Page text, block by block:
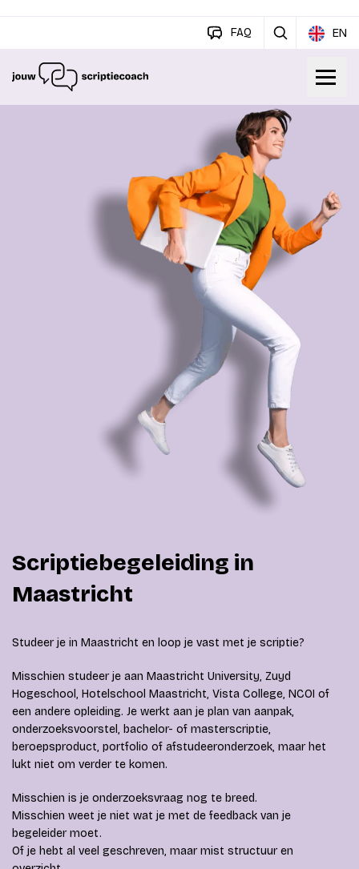
FAQ EN
Scriptiebegeleiding in
Maastricht
Studeer je in Maastricht en loop je vast met je scriptie?
Misschien studeer je aan Maastricht University, Zuyd
Hogeschool, Hotelschool Maastricht, Vista College, NCOI of
een andere opleiding. Je werkt aan je plan van aanpak,
onderzoeksvoorstel, bachelor- of masterscriptie,
beroepsproduct, portfolio of afstudeeronderzoek, maar het
lukt niet om verder te komen.
Misschien is je onderzoeksvraag nog te breed.
Misschien weet je niet wat je met de feedback van je
begeleider moet.
Of je hebt al veel geschreven, maar mist structuur en